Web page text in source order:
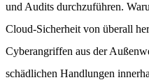
und Audits durchzuführen.
Cloud-Sicherheit von überall
Cyberangriffen aus der
schädlichen Handlungen